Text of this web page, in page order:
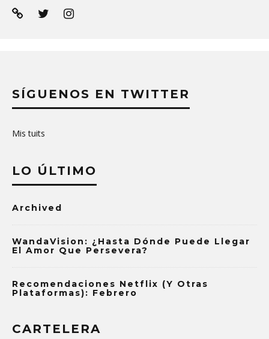
SÍGUENOS EN TWITTER
Mis tuits
LO ÚLTIMO
Archived
WandaVision: ¿Hasta Dónde Puede Llegar
El Amor Que Persevera?
Recomendaciones Netflix (y Otras
Plataformas): Febrero
CARTELERA